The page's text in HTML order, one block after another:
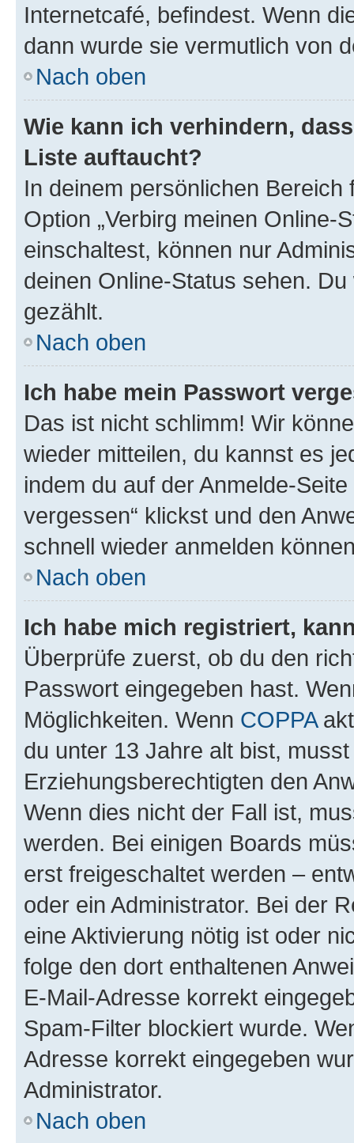
Internetcafé, befindest. Wenn
dann wurde sie vermutlich von
Nach oben
Wie kann ich verhindern,
Liste auftaucht?
In deinem persönlichen
Option „Verbirg meinen Online-
einschaltest, können nur
deinen Online-Status sehen.
gezählt.
Nach oben
Ich habe mein Passwort
Das ist nicht schlimm! Wir
wieder mitteilen, du kannst es
indem du auf der Anmelde-
vergessen“ klickst und den
schnell wieder anmelden
Nach oben
Ich habe mich registriert,
Überprüfe zuerst, ob du den
Passwort eingegeben hast.
Möglichkeiten. Wenn COPPA
du unter 13 Jahre alt bist,
Erziehungsberechtigten den
Wenn dies nicht der Fall ist,
werden. Bei einigen Boards
erst freigeschaltet werden –
oder ein Administrator. Bei der
eine Aktivierung nötig ist oder
folge den dort enthaltenen
E-Mail-Adresse korrekt
Spam-Filter blockiert wurde.
Adresse korrekt eingegeben
Administrator.
Nach oben